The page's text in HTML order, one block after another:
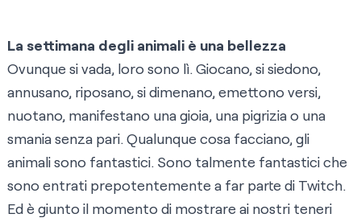
La settimana degli animali è una bellezza
Ovunque si vada, loro sono lì. Giocano, si siedono,
annusano, riposano, si dimenano, emettono versi,
nuotano, manifestano una gioia, una pigrizia o una
smania senza pari. Qualunque cosa facciano, gli
animali sono fantastici. Sono talmente fantastici che
sono entrati prepotentemente a far parte di Twitch.
Ed è giunto il momento di mostrare ai nostri teneri